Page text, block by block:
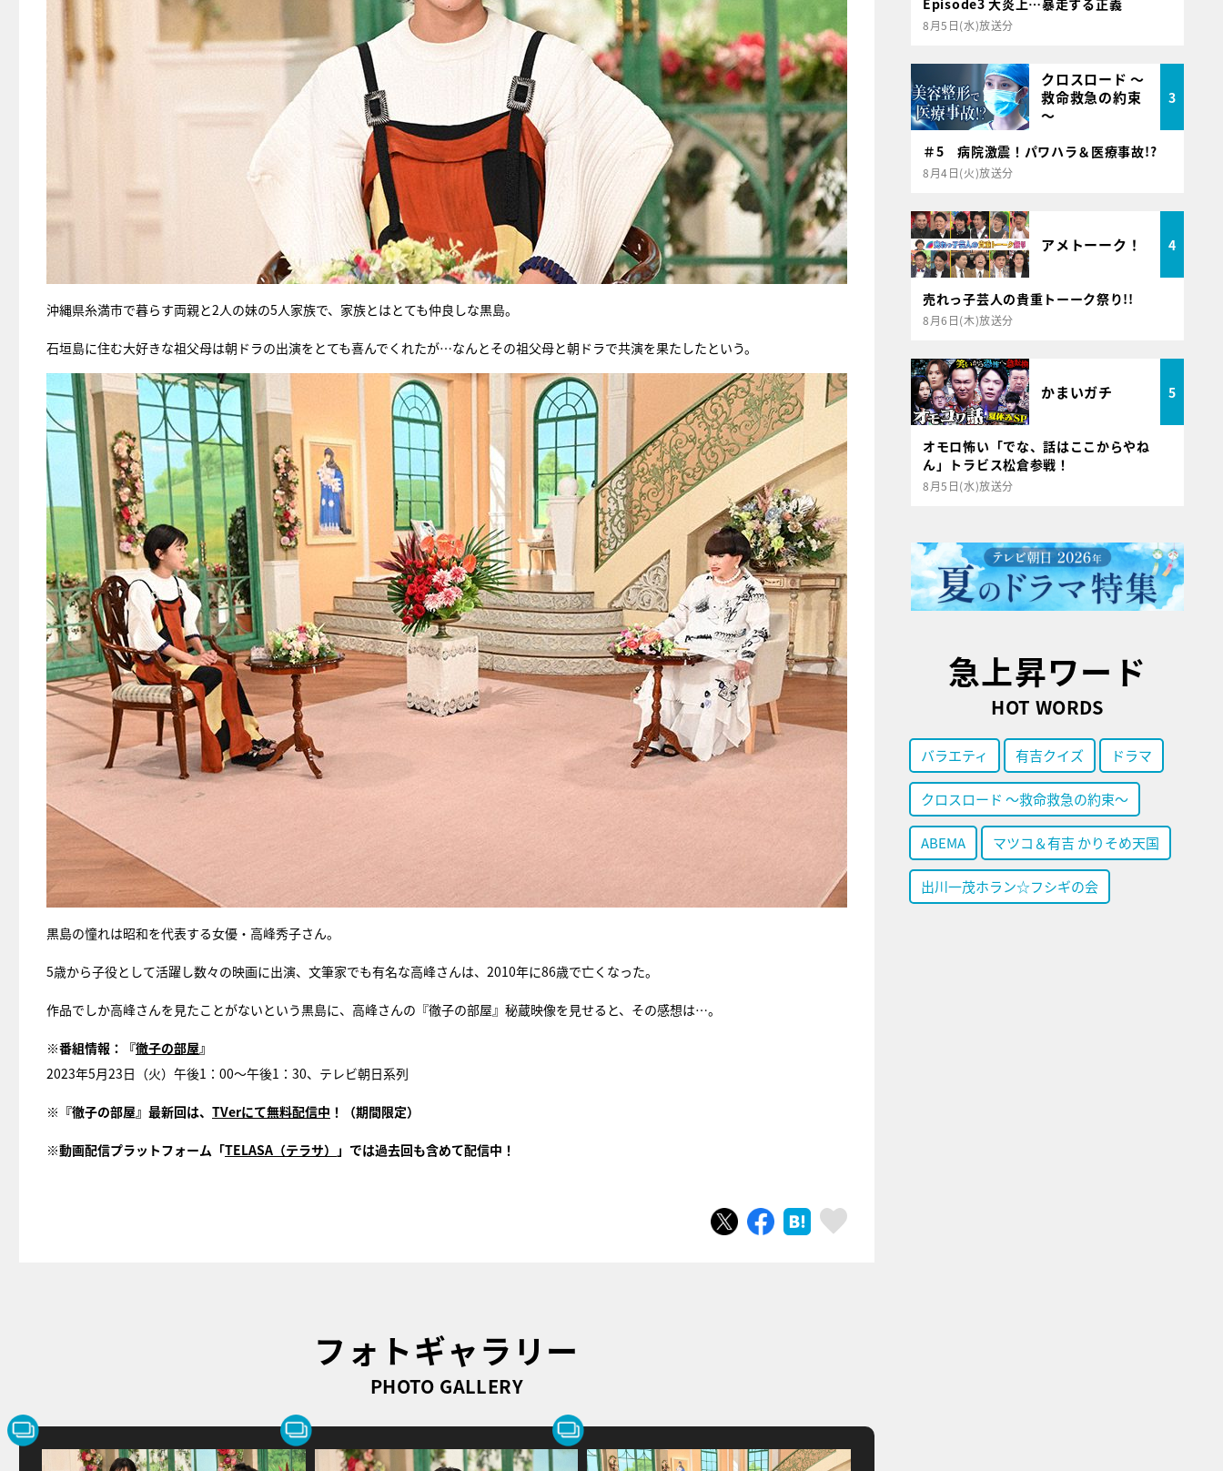
沖縄県糸満市で暮らす両親と2人の妹の5人家族で、家族とはとても仲良しな黒島。
石垣島に住む大好きな祖父母は朝ドラの出演をとても喜んでくれたが…なんとその祖父母と朝ドラで共演を果たしたという。
黒島の憧れは昭和を代表する女優・高峰秀子さん。
5歳から子役として活躍し数々の映画に出演、文筆家でも有名な高峰さんは、2010年に86歳で亡くなった。
作品でしか高峰さんを見たことがないという黒島に、高峰さんの『徹子の部屋』秘蔵映像を見せると、その感想は…。
※番組情報：『徹子の部屋』
2023年5月23日（火）午後1：00～午後1：30、テレビ朝日系列
※『徹子の部屋』最新回は、 TVerにて無料配信中 ！（期間限定）
※動画配信プラットフォーム「TELASA（テラサ） 」では過去回も含めて配信中！
ツイートシェア はてブ
フォトギャラリー
PHOTO GALLERY
Episode3 大炎上…暴走する正義
8月5日(水)放送分
クロスロード ～
救命救急の約束
～
3
＃5 病院激震！パワハラ＆医療事故!?
8月4日(火)放送分
アメトーーク！ 4
売れっ子芸人の貴重トーーク祭り!!
8月6日(木)放送分
かまいガチ 5
オモロ怖い「でな、話はここからやね
ん」トラビス松倉参戦！
8月5日(水)放送分
急上昇ワード
HOT WORDS
バラエティ 有吉クイズ ドラマ
クロスロード ～救命救急の約束～
ABEMA マツコ＆有吉 かりそめ天国
出川一茂ホラン☆フシギの会